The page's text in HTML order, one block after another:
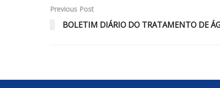
Previous Post
BOLETIM DIÁRIO DO TRATAMENTO DE